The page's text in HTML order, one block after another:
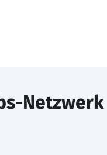
Netzwerk